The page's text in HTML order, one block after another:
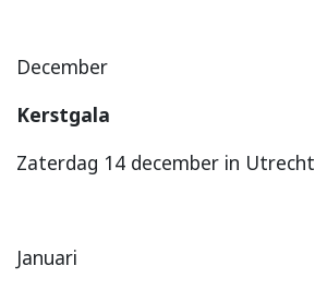
December
Kerstgala
Zaterdag 14 december in Utrecht
Januari